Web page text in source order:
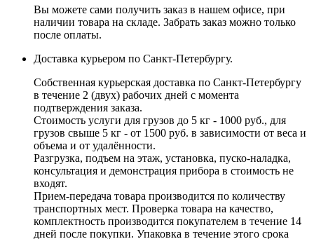
Вы можете сами получить заказ в нашем офисе, при
наличии товара на складе. Забрать заказ можно только
после оплаты.
Доставка курьером по Санкт-Петербургу.
Собственная курьерская доставка по Санкт-Петербургу
в течение 2 (двух) рабочих дней с момента
подтверждения заказа.
Стоимость услуги для грузов до 5 кг - 1000 руб., для
грузов свыше 5 кг - от 1500 руб. в зависимости от веса и
объема и от удалённости.
Разгрузка, подъем на этаж, установка, пуско-наладка,
консультация и демонстрация прибора в стоимость не
входят.
Прием-передача товара производится по количеству
транспортных мест. Проверка товара на качество,
комплектность производится покупателем в течение 14
дней после покупки. Упаковка в течение этого срока